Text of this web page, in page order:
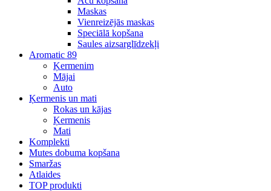
Maskas
Vienreizējās maskas
Speciālā kopšana
Saules aizsarglīdzekļi
Aromatic 89
Ķermenim
Mājai
Auto
Ķermenis un mati
Rokas un kājas
Ķermenis
Mati
Komplekti
Mutes dobuma kopšana
Smaržas
Atlaides
TOP produkti